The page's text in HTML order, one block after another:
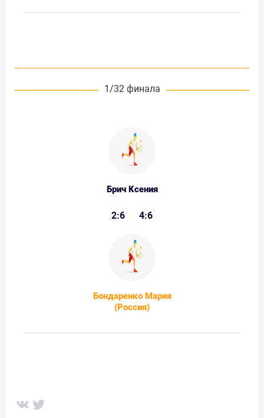
1/32 финала
Брич Ксения
2:6 4:6
Бондаренко Мария
(Россия)